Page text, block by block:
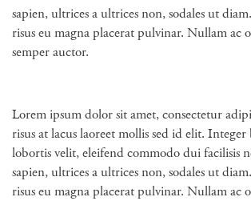
sapien, ultrices a ultrices non, sodales ut
risus eu magna placerat pulvinar. Nullam ac
semper auctor.
Lorem ipsum dolor sit amet, consectetur
risus at lacus laoreet mollis sed id elit.
lobortis velit, eleifend commodo dui facilisis
sapien, ultrices a ultrices non, sodales ut
risus eu magna placerat pulvinar. Nullam ac